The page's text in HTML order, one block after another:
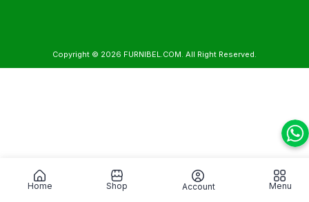
Copyright © 2026 FURNIBEL.COM. All Right Reserved.
Home Shop Account Menu